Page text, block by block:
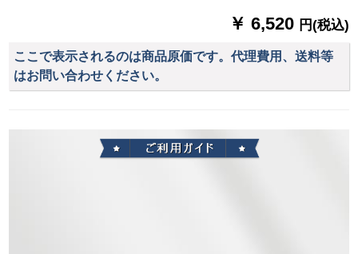
￥ 6,520 円(税込)
ここで表示されるのは商品原価です。代理費用、送料等
はお問い合わせください。